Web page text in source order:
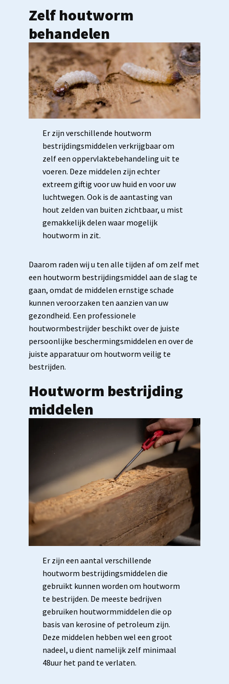
Zelf houtworm
behandelen
Er zijn verschillende houtworm
bestrijdingsmiddelen verkrijgbaar om
zelf een oppervlaktebehandeling uit te
voeren. Deze middelen zijn echter
extreem giftig voor uw huid en voor uw
luchtwegen. Ook is de aantasting van
hout zelden van buiten zichtbaar, u mist
gemakkelijk delen waar mogelijk
houtworm in zit.
Daarom raden wij u ten alle tijden af om zelf met
een houtworm bestrijdingsmiddel aan de slag te
gaan, omdat de middelen ernstige schade
kunnen veroorzaken ten aanzien van uw
gezondheid. Een professionele
houtwormbestrijder beschikt over de juiste
persoonlijke beschermingsmiddelen en over de
juiste apparatuur om houtworm veilig te
bestrijden.
Houtworm bestrijding
middelen
Er zijn een aantal verschillende
houtworm bestrijdingsmiddelen die
gebruikt kunnen worden om houtworm
te bestrijden. De meeste bedrijven
gebruiken houtwormmiddelen die op
basis van kerosine of petroleum zijn.
Deze middelen hebben wel een groot
nadeel, u dient namelijk zelf minimaal
48uur het pand te verlaten.